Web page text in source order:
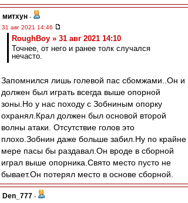
митхун -
31 авг 2021 14:46
RoughBoy » 31 авг 2021 14:10
Точнее, от него и ранее толк случался
нечасто.
Запомнился лишь голевой пас сбомжами..Он и
должен был играть всегда выше опорной
зоны.Но у нас походу с Зобниным опорку
охранял.Крал должен был основой второй
волны атаки. Отсутствие голов это
плохо.Зобнин даже больше забил.Ну по крайне
мере пасы бы раздавал.Он вроде в сборной
играл выше опорника.Свято место пусто не
бывает.Он потерял место в основе сборной.
Den_777 -